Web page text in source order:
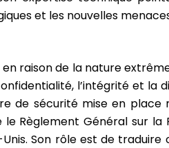
et les nouvelles
raison de la nature
l’intégrité et la
de sécurité mise en place
Règlement Général sur la
Son rôle est de traduire